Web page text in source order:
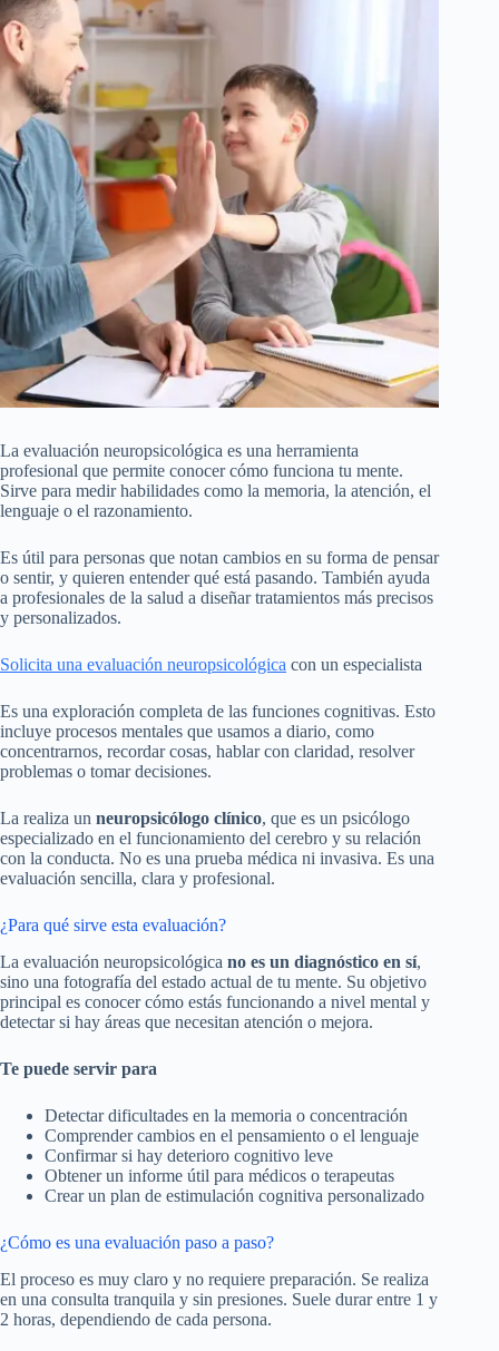
La evaluación neuropsicológica es una herramienta
profesional que permite conocer cómo funciona tu mente.
Sirve para medir habilidades como la memoria, la atención, el
lenguaje o el razonamiento.
Es útil para personas que notan cambios en su forma de pensar
o sentir, y quieren entender qué está pasando. También ayuda
a profesionales de la salud a diseñar tratamientos más precisos
y personalizados.
Solicita una evaluación neuropsicológica con un especialista
Es una exploración completa de las funciones cognitivas. Esto
incluye procesos mentales que usamos a diario, como
concentrarnos, recordar cosas, hablar con claridad, resolver
problemas o tomar decisiones.
La realiza un neuropsicólogo clínico, que es un psicólogo
especializado en el funcionamiento del cerebro y su relación
con la conducta. No es una prueba médica ni invasiva. Es una
evaluación sencilla, clara y profesional.
¿Para qué sirve esta evaluación?
La evaluación neuropsicológica no es un diagnóstico en sí,
sino una fotografía del estado actual de tu mente. Su objetivo
principal es conocer cómo estás funcionando a nivel mental y
detectar si hay áreas que necesitan atención o mejora.
Te puede servir para
Detectar dificultades en la memoria o concentración
Comprender cambios en el pensamiento o el lenguaje
Confirmar si hay deterioro cognitivo leve
Obtener un informe útil para médicos o terapeutas
Crear un plan de estimulación cognitiva personalizado
¿Cómo es una evaluación paso a paso?
El proceso es muy claro y no requiere preparación. Se realiza
en una consulta tranquila y sin presiones. Suele durar entre 1 y
2 horas, dependiendo de cada persona.